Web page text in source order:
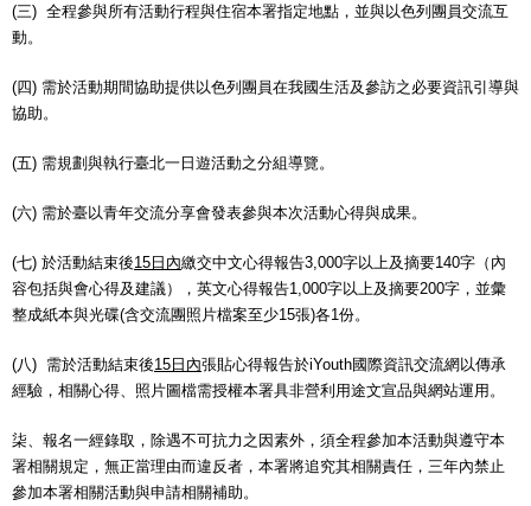
(三) 全程參與所有活動行程與住宿本署指定地點，並與以色列團員交流互
動。
(四) 需於活動期間協助提供以色列團員在我國生活及參訪之必要資訊引導與
協助。
(五) 需規劃與執行臺北一日遊活動之分組導覽。
(六) 需於臺以青年交流分享會發表參與本次活動心得與成果。
(七) 於活動結束後15日內繳交中文心得報告3,000字以上及摘要140字（內
容包括與會心得及建議），英文心得報告1,000字以上及摘要200字，並彙
整成紙本與光碟(含交流團照片檔案至少15張)各1份。
(八) 需於活動結束後15日內張貼心得報告於iYouth國際資訊交流網以傳承
經驗，相關心得、照片圖檔需授權本署具非營利用途文宣品與網站運用。
柒、報名一經錄取，除遇不可抗力之因素外，須全程參加本活動與遵守本
署相關規定，無正當理由而違反者，本署將追究其相關責任，三年內禁止
參加本署相關活動與申請相關補助。